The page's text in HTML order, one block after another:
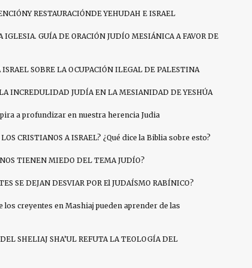
RESTAURACIÓNDE YEHUDAH E ISRAEL
GUÍA DE ORACIÓN JUDÍO MESIÁNICA A FAVOR DE
ISRAEL SOBRE LA OCUPACIÓN ILEGAL DE PALESTINA
INCREDULIDAD JUDÍA EN LA MESIANIDAD DE YESHÚA
a profundizar en nuestra herencia Judia
CRISTIANOS A ISRAEL? ¿Qué dice la Biblia sobre esto?
TIENEN MIEDO DEL TEMA JUDÍO?
SE DEJAN DESVIAR POR El JUDAÍSMO RABÍNICO?
los creyentes en Mashiaj pueden aprender de las
SHELIAJ SHA’UL REFUTA LA TEOLOGÍA DEL